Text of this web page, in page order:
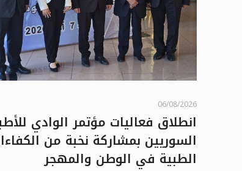
06/08/2026
انطلاق فعاليات مؤتمر الوادي
السوريين بمشاركة نخبة من
الطبية في الوطن والمهجر